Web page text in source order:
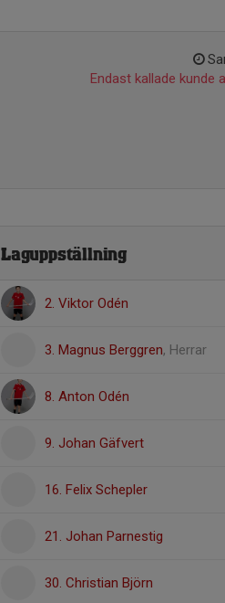
Endast kallade kunde
Laguppställning
2. Viktor Odén
3. Magnus Berggren, Herrar
8. Anton Odén
9. Johan Gäfvert
16. Felix Schepler
21. Johan Parnestig
30. Christian Björn